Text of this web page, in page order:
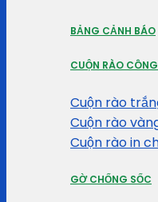
BẢNG CẢNH BÁO
CUỘN RÀO
Cuộn rào
Cuộn rào
Cuộn rào in
GỜ CHỐNG SỐC